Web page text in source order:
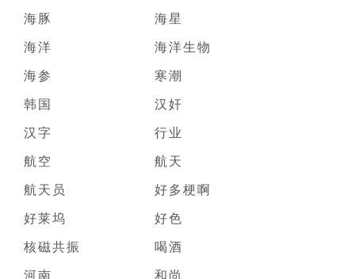
海豚
海星
海洋
海洋生物
海参
寒潮
韩国
汉奸
汉字
行业
航空
航天
航天员
好多梗啊
好莱坞
好色
核磁共振
喝酒
河南
和尚